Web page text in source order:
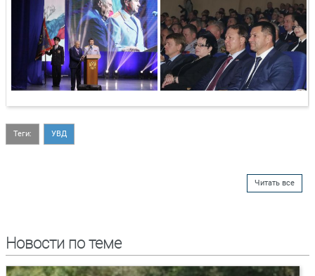
Теги: УВД
Читать все
Новости по теме